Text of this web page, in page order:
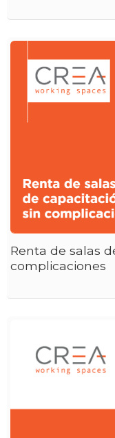
Renta de salas
complicaciones